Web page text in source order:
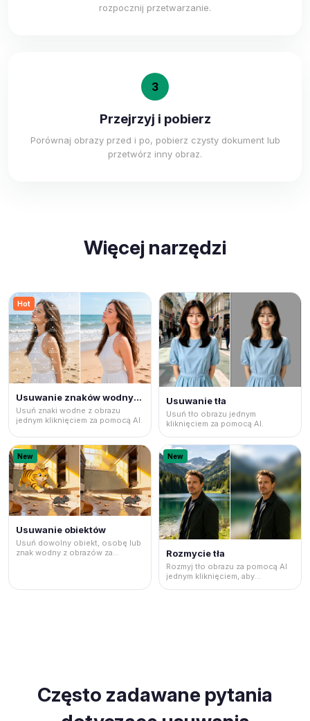
rozpocznij przetwarzanie.
3
Przejrzyj i pobierz
Porównaj obrazy przed i po, pobierz czysty dokument lub
przetwórz inny obraz.
Więcej narzędzi
Hot
Usuwanie znaków wodnych
Usuń znaki wodne z obrazu
jednym kliknięciem za pomocą AI.
Usuwanie tła
Usuń tło obrazu jednym
kliknięciem za pomocą AI.
New
Usuwanie obiektów
Usuń dowolny obiekt, osobę lub
znak wodny z obrazów za
New
Rozmycie tła
Rozmyj tło obrazu za pomocą AI
jednym kliknięciem, aby
Często zadawane pytania